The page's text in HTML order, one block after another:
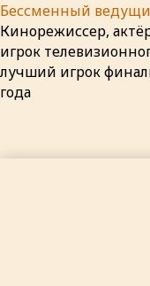
Бессменный
Кинорежиссер,
игрок
лучший игрок
года